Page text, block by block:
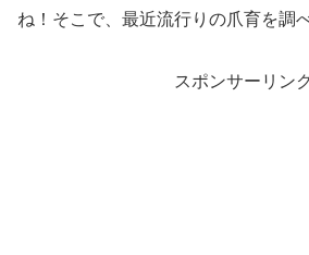
ね！そこで、最近流行りの爪育を調
スポンサーリンク